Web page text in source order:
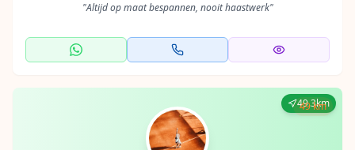
"Altijd op maat bespannen, nooit haastwerk"
49.3km
49 km